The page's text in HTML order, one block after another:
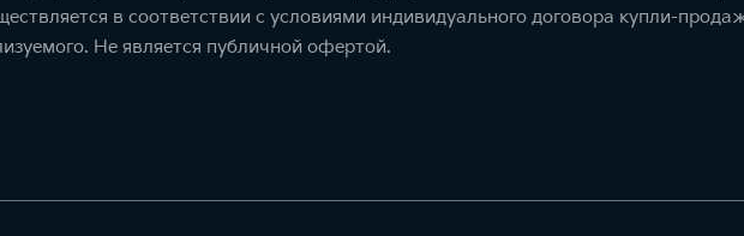
в соответствии с условиями индивидуального договора купли-
Не является публичной офертой.